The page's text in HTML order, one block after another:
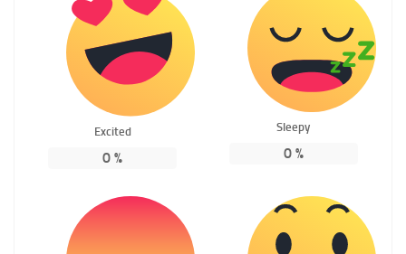
Excited
0 %
Sleepy
0%